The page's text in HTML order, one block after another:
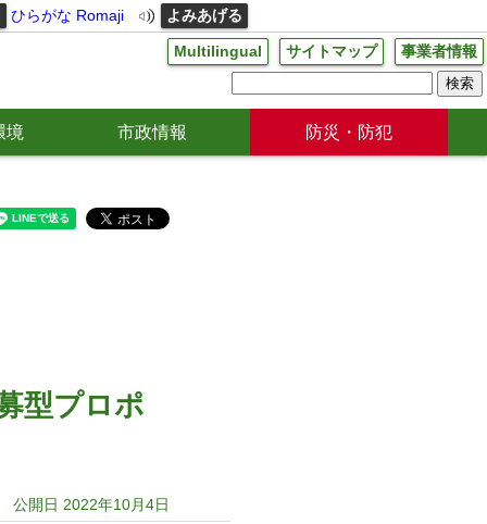
ひらがな Romaji よみあげる
Multilingual サイトマップ 事業者情報
境 市政情報 防災・防犯
型プロポ
公開日 2022年10月4日